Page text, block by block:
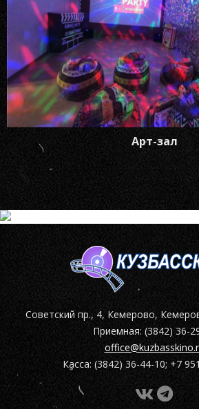
Арт-зал
Советский пр., 4, Кемерово,
Приемная: (3842) 36-
Касса: (3842) 36-44-10; +7